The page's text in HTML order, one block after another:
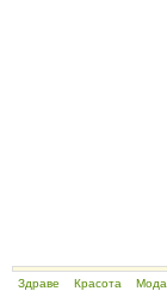
Здраве Красота Мода